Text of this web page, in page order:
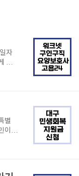
자
통
는
에
는
우
워
니
별
이
는